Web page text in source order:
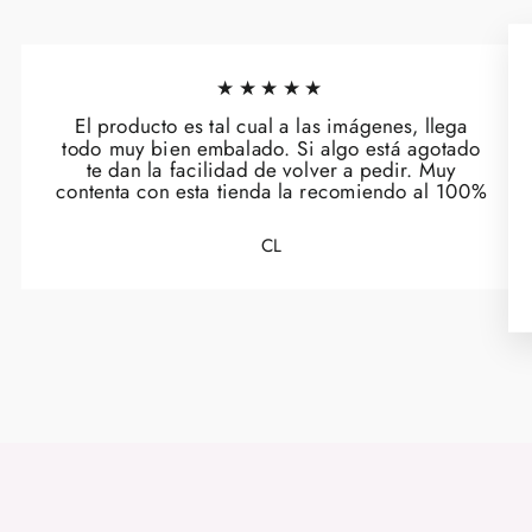
★★★★★
El producto es tal cual a las imágenes, llega
todo muy bien embalado. Si algo está agotado
te dan la facilidad de volver a pedir. Muy
contenta con esta tienda la recomiendo al 100%
CL